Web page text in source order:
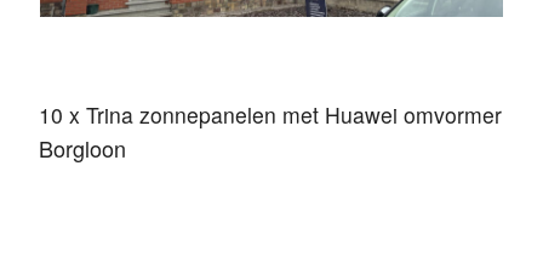
10 x Trina zonnepanelen met Huawei omvormer
Borgloon